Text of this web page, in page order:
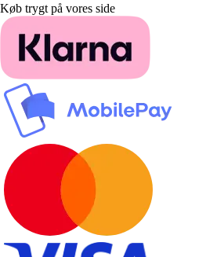
Køb trygt på vores side